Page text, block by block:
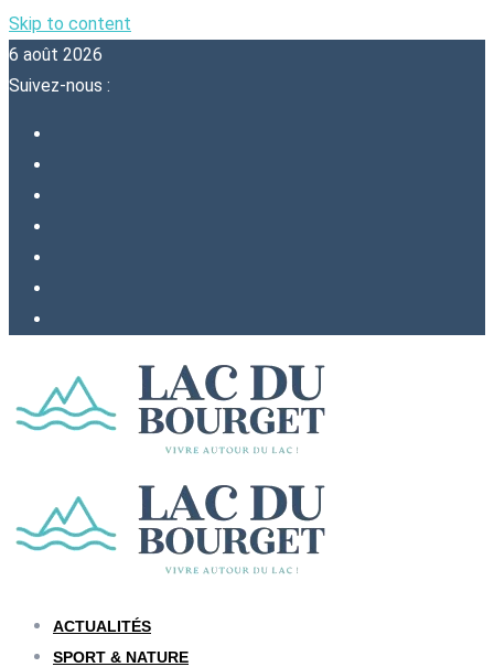
Skip to content
6 août 2026
Suivez-nous :
ACTUALITÉS
SPORT & NATURE